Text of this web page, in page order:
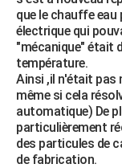
GUIDES D'ACHAT
BONS PLANS
CARTE DE VOEUX
Carte de Noël
Carte Bonne année
Carte Saint-Valentin
Carte Pâques
Carte d'anniversaire
DICTIONNAIRE
Dictionnaire
Biographies
Citations
Expressions
Proverbes
PROGRAMME TV
que le chauffe
électrique qui
"mécanique" était
température.
Ainsi ,il n'était pas
même si cela
automatique) De
particulièrement
des particules de
de fabrication.